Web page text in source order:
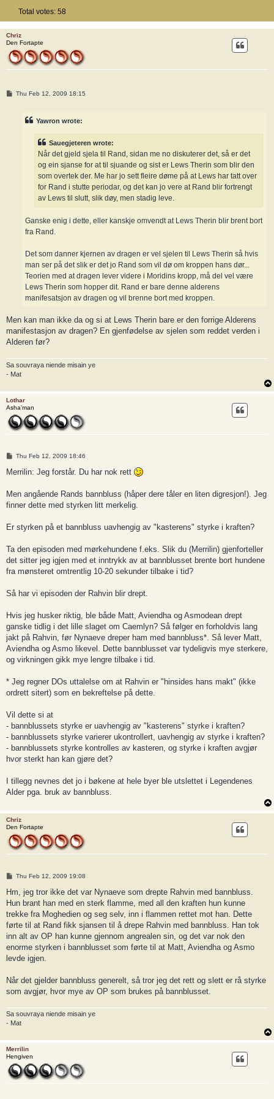
Total votes: 58
Chriz
Den Fortapte
PThu Feb 12, 2009 18:15
Yawron wrote:
Sauegjeteren wrote:
Når det gjeld sjela til Rand, sidan me no diskuterer det, så er det
og ein sjanse for at til sjuande og sist er Lews Therin som blir den
som overtek der. Me har jo sett fleire døme på at Lews har tatt over
for Rand i stutte periodar, og det kan jo vere at Rand blir fortrengt
av Lews til slutt, slik døy, men stadig leve.
Ganske enig i dette, eller kanskje omvendt at Lews Therin blir brent bort
fra Rand.
Det som danner kjernen av dragen er vel sjelen til Lews Therin så hvis
man ser på det slik er det jo Rand som vil dø om kroppen hans dør...
Teorien med at dragen lever videre i Moridins kropp, må del vel være
Lews Therin som hopper dit. Rand er bare denne alderens
manifesatsjon av dragen og vil brenne bort med kroppen.
Men kan man ikke da og si at Lews Therin bare er den forrige Alderens
manifestasjon av dragen? En gjenfødelse av sjelen som reddet verden i
Alderen før?
Sa souvraya niende misain ye
- Mat
Lothar
Asha’man
P
s
Thu Feb 12, 2009 18:46
Merrilin: Jeg forstår. Du har nok rett
Men angående Rands bannbluss (håper dere tåler en liten digresjon!). Jeg
finner dette med styrken litt merkelig.
Er styrken på et bannbluss uavhengig av "kasterens" styrke i kraften?
Ta den episoden med mørkehundene f.eks. Slik du (Merrilin) gjenforteller
det sitter jeg igjen med et inntrykk av at bannblusset brente bort hundene
fra mønsteret omtrentlig 10-20 sekunder tilbake i tid?
Så har vi episoden der Rahvin blir drept.
Hvis jeg husker riktig, ble både Matt, Aviendha og Asmodean drept
ganske tidlig i det lille slaget om Caemlyn? Så følger en forholdvis lang
jakt på Rahvin, før Nynaeve dreper ham med bannbluss*. Så lever Matt,
Aviendha og Asmo likevel. Dette bannblusset var tydeligvis mye sterkere,
og virkningen gikk mye lengre tilbake i tid.
* Jeg regner DOs uttalelse om at Rahvin er "hinsides hans makt" (ikke
ordrett sitert) som en bekreftelse på dette.
Vil dette si at
- bannblussets styrke er uavhengig av "kasterens" styrke i kraften?
- bannblussets styrke varierer ukontrollert, uavhengig av styrke i kraften?
- bannblussets styrke kontrolles av kasteren, og styrke i kraften avgjør
hvor sterkt han kan gjøre det?
I tillegg nevnes det jo i bøkene at hele byer ble utslettet i Legendenes
Alder pga. bruk av bannbluss.
Chriz
Den Fortapte
P
s
Thu Feb 12, 2009 19:08
Hm, jeg tror ikke det var Nynaeve som drepte Rahvin med bannbluss.
Hun brant han med en sterk flamme, med all den kraften hun kunne
trekke fra Moghedien og seg selv, inn i flammen rettet mot han. Dette
førte til at Rand fikk sjansen til å drepe Rahvin med bannbluss. Han tok
inn alt av OP han kunne gjennom angrealen sin, og det var nok den
enorme styrken i bannblusset som førte til at Matt, Aviendha og Asmo
levde igjen.
Når det gjelder bannbluss generelt, så tror jeg det rett og slett er rå styrke
som avgjør, hvor mye av OP som brukes på bannblusset.
Sa souvraya niende misain ye
- Mat
Merrilin
Hengiven